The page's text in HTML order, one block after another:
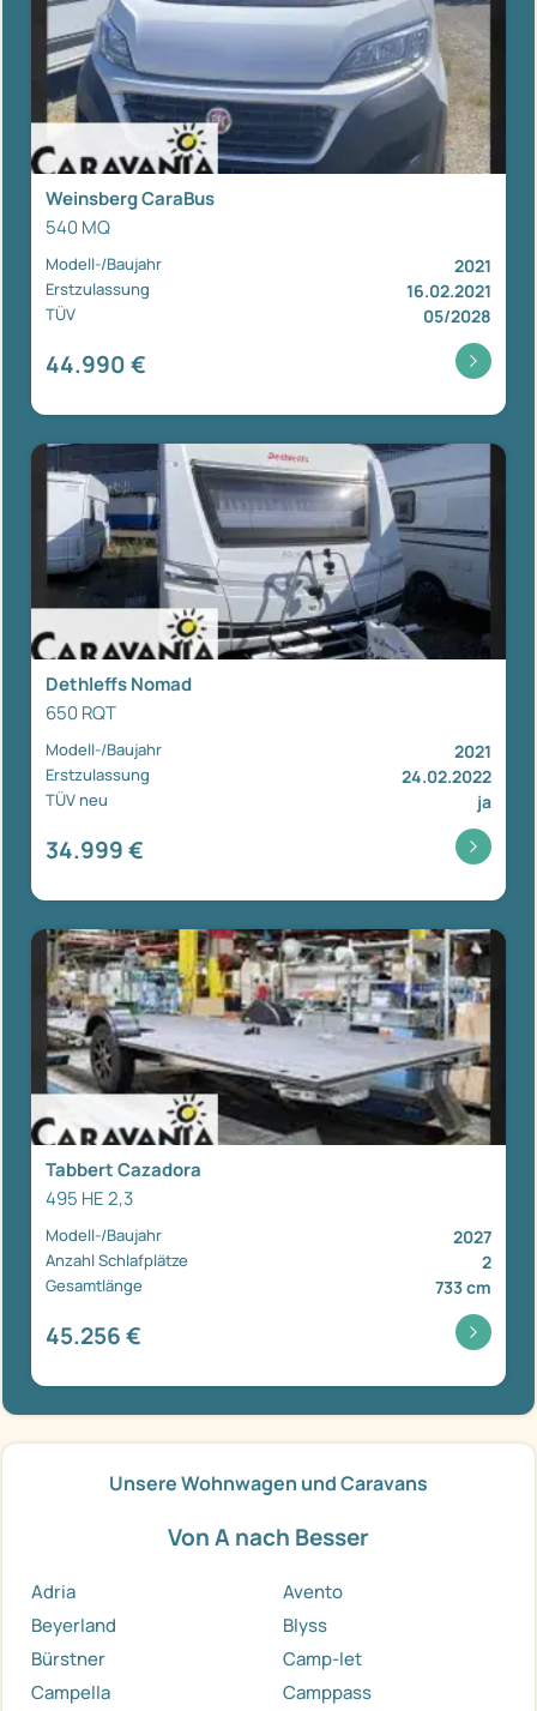
Weinsberg CaraBus
540 MQ
Modell-/Baujahr 2021
Erstzulassung 16.02.2021
TÜV 05/2028
44.990 €
Dethleffs Nomad
650 RQT
Modell-/Baujahr 2021
Erstzulassung 24.02.2022
TÜV neu ja
34.999 €
Tabbert Cazadora
495 HE 2,3
Modell-/Baujahr 2027
Anzahl Schlafplätze 2
Gesamtlänge 733 cm
45.256 €
Unsere Wohnwagen und Caravans
Von A nach Besser
Adria
Avento
Beyerland
Blyss
Bürstner
Camp-let
Campella
Camppass